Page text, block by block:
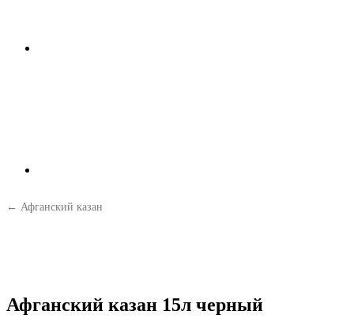
← Афганский казан
Афганский казан 15л черный